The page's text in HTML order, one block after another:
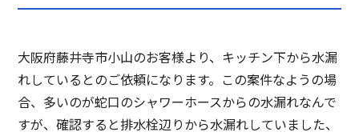
大阪府藤井寺市小山のお客様より、キッチン下から水漏
れしているとのご依頼になります。この案件なようの場
合、多いのが蛇口のシャワーホースからの水漏れなんで
すが、確認すると排水栓辺りから水漏れしていました、